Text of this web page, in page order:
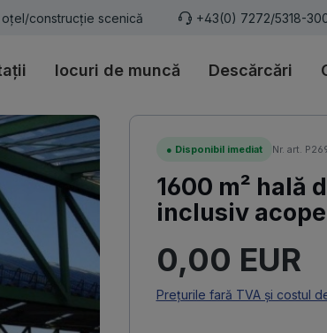
construcție scenică +43(0) 7272/5318-
locuri de muncă Descărcări
● Disponibil imediat Nr. art.
1600 m² hală
inclusiv
Preț obișnuit:
0,00 EUR
Prețurile fară TVA și costul